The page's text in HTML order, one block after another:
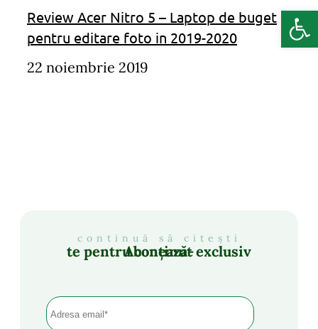
Review Acer Nitro 5 – Laptop de buget
pentru editare foto in 2019-2020
22 noiembrie 2019
continuă să citești
Abonează-te pentru conținut exclusiv